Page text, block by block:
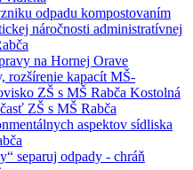
odpadu kompostovaním
náročnosti administratívnej
na Hornej Orave
rozšírenie kapacít MŠ-
ZŠ s MŠ Rabča Kostolná
ZŠ s MŠ Rabča
aspektov sídliska
separuj odpady - chráň